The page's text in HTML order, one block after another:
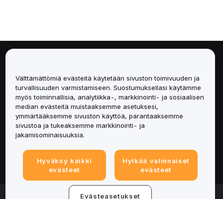
Palvelut
Tuki
Tuotteet
Lakiasiat
© 2025-2026 Bybit.eu. Kaikki oikeudet pidätetään.
Välttämättömiä evästeitä käytetään sivuston toimivuuden ja
turvallisuuden varmistamiseen. Suostumuksellasi käytämme
myös toiminnallisia, analytiikka-, markkinointi- ja sosiaalisen
median evästeitä muistaaksemme asetuksesi,
ymmärtääksemme sivuston käyttöä, parantaaksemme
sivustoa ja tukeaksemme markkinointi- ja
jakamisominaisuuksia.
Hyväksy kaikki
evästeet
Hylkää valinnaiset
evästeet
Evästeasetukset